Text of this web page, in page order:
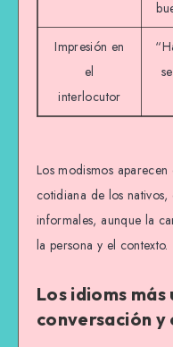
Impresión en
el
interlocutor
Los modismos
cotidiana de los nativos,
informales, aunque la
la persona y el contexto.
Los idioms más
conversación y